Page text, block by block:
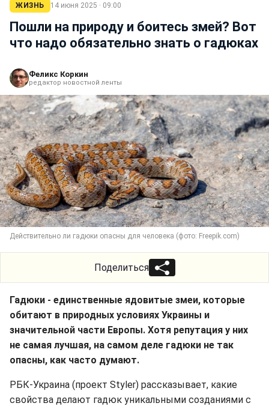
ЖИЗНЬ 14 июня 2025 · 09:00
Пошли на природу и боитесь змей? Вот
что надо обязательно знать о гадюках
Феликс Коркин
редактор новостной ленты
Действительно ли гадюки опасны для человека (фото: Freepik.com)
Поделиться
Гадюки - единственные ядовитые змеи, которые
обитают в природных условиях Украины и
значительной части Европы. Хотя репутация у них
не самая лучшая, на самом деле гадюки не так
опасны, как часто думают.
РБК-Украина (проект Styler) рассказывает, какие
свойства делают гадюк уникальными созданиями с